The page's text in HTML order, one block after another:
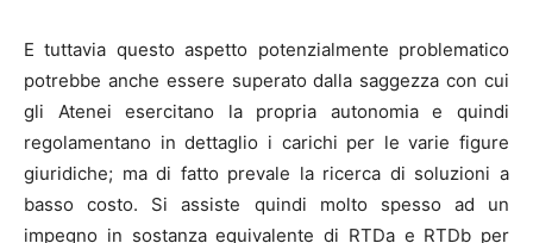
E tuttavia questo aspetto potenzialmente problematico
potrebbe anche essere superato dalla saggezza con cui
gli Atenei esercitano la propria autonomia e quindi
regolamentano in dettaglio i carichi per le varie figure
giuridiche; ma di fatto prevale la ricerca di soluzioni a
basso costo. Si assiste quindi molto spesso ad un
impegno in sostanza equivalente di RTDa e RTDb per